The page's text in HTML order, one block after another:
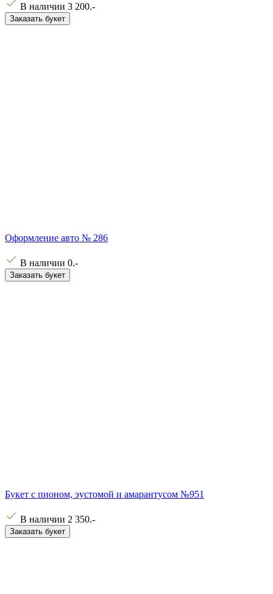
В наличии 3 200.-
Заказать букет
Оформление авто № 286
В наличии 0.-
Заказать букет
Букет с пионом, эустомой и амарантусом №951
В наличии 2 350.-
Заказать букет